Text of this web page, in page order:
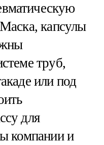
капсулы
труб,
или под
для
компании и